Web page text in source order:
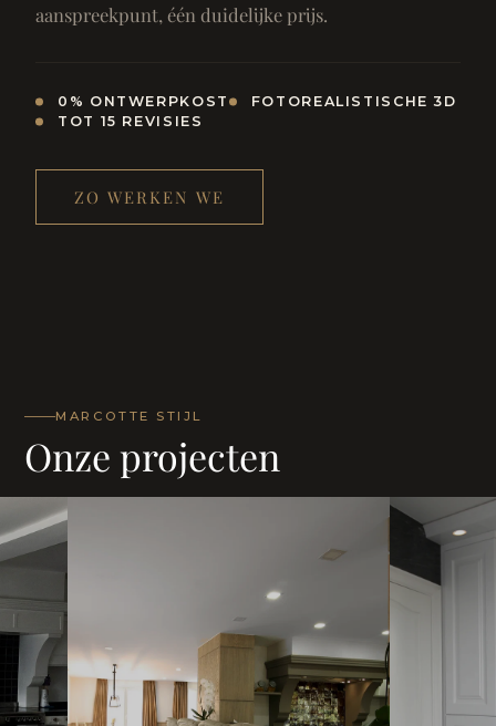
aanspreekpunt, één duidelijke prijs.
0% ONTWERPKOST
FOTOREALISTISCHE 3D
TOT 15 REVISIES
ZO WERKEN WE
MARCOTTE STIJL
Onze projecten